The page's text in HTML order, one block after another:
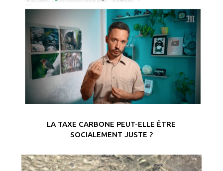
LA TAXE CARBONE PEUT-ELLE ÊTRE
SOCIALEMENT JUSTE ?